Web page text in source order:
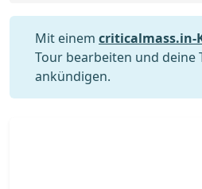
Mit einem criticalmass.in-
Tour bearbeiten und deine
ankündigen.